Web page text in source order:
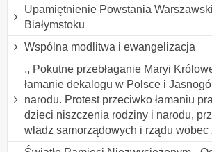
Upamiętnienie Powstania
Białymstoku
Wspólna modlitwa i ewangelizacja
,, Pokutne przebłaganie Maryi
łamanie dekalogu w Polsce i
narodu. Protest przeciwko łamaniu
dzieci niszczenia rodziny i narodu,
władz samorządowych i rządu wobec